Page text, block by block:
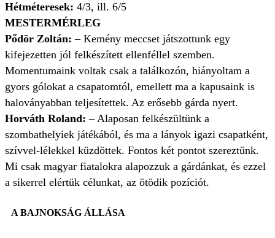
Hétméteresek: 4/3, ill. 6/5
MESTERMÉRLEG
Pődör Zoltán: – Kemény meccset játszottunk egy
kifejezetten jól felkészített ellenféllel szemben.
Momentumaink voltak csak a találkozón, hiányoltam a
gyors gólokat a csapatomtól, emellett ma a kapusaink is
haloványabban teljesítettek. Az erősebb gárda nyert.
Horváth Roland: – Alaposan felkészültünk a
szombathelyiek játékából, és ma a lányok igazi csapatként,
szívvel-lélekkel küzdöttek. Fontos két pontot szereztünk.
Mi csak magyar fiatalokra alapozzuk a gárdánkat, és ezzel
a sikerrel elértük célunkat, az ötödik pozíciót.
A BAJNOKSÁG ÁLLÁSA